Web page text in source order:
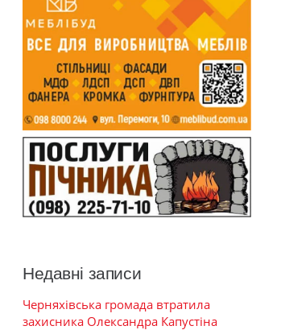
Недавні записи
Черняхівська громада втратила
захисника Олександра Капустіна